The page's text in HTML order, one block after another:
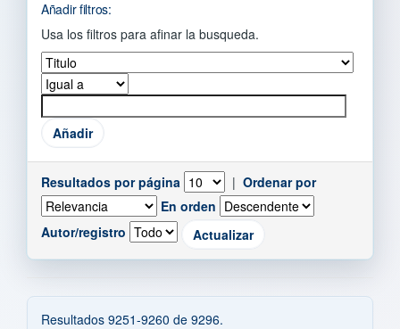
Añadir filtros:
Usa los filtros para afinar la busqueda.
Resultados por página | Ordenar por
En orden
Autor/registro
Resultados 9251-9260 de 9296.